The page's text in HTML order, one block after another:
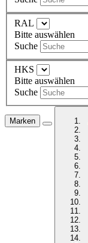
RAL
Bitte auswählen
Suche
HKS
Bitte auswählen
Suche
Marken